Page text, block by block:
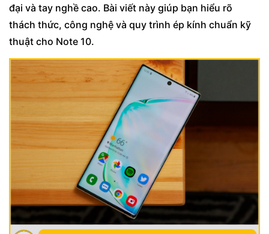
đại và tay nghề cao. Bài viết này giúp bạn hiểu rõ
thách thức, công nghệ và quy trình ép kính chuẩn kỹ
thuật cho Note 10.